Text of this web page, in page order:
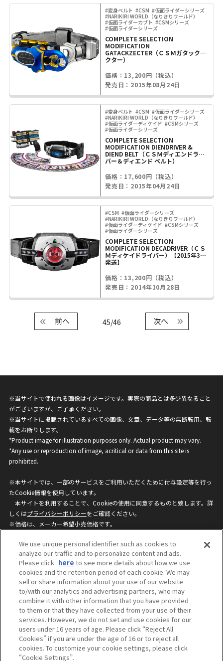
#変身ベルト #CSM #仮面ライダーシリーズ
#NARIKIRI WORLD（なりきりワールド）
#仮面ライダーカブト #CSMシリーズ
#仮面ライダーシリーズ
COMPLETE SELECTION
MODIFICATION
GATACKZECTER（ＣＳＭガタックゼ
クター）
価格：13,200円（税込）
発売日：2015年08月24日
#変身ベルト #CSM #仮面ライダーシリーズ
#NARIKIRI WORLD（なりきりワールド）
#仮面ライダーディケイド #CSMシリーズ
#仮面ライダーシリーズ
COMPLETE SELECTION
MODIFICATION DIENDRIVER &
DIEND BELT（ＣＳＭディエンドライ
バー＆ディエンド ベルト）
価格：17,600円（税込）
発売日：2015年04月24日
#CSM #仮面ライダーシリーズ
#NARIKIRI WORLD（なりきりワールド）
#仮面ライダーディケイド #CSMシリーズ
#仮面ライダーシリーズ
COMPLETE SELECTION
MODIFICATION DECADRIVER（ＣＳ
Ｍディケイドライバー）【2015年3月
発送】
価格：13,200円（税込）
発売日：2014年10月28日
45/46
前へ 次へ
※当サイトで使われる画像はイメージです。実際の商品とは多少異なること
がございますが、ご了承ください。
※当サイトに掲載されているすべての画像、文章、データ等の無断転用、転
載をお断りします。
*Product image for illustration purposes only. Actual product may vary.
*Any use or reproduction of image, acritical or data from this site is
prohibited.
※本サイトでは、一部のサービスをご利用いただくために付与設定等を行っ
たCookie情報を使用しています。
本サイトを利用することで、Cookieの使用に同意するものと致します。詳
しくはプライバシーポリシーをご確認ください。
※価格は、メーカー希望小売価格です。
ざいますのでご了承ください。
privacypolicy
Do Not Sell or Share My
Personal Information
ウェブサイトご利用条件
ソーシャルメディアポリシー
個人情報保護方針
お問い合わせ
©BANDAI
We use unique personal identifier such as cookies to
analyze our traffic and to personalize content and ads.
Please click here to see more details about how we use
cookies and the retention period of each cookie. We may
sell or share information about your use of our website
to/with our analytics and advertising partners, who may
combine it with other information that you have provided
to them or that they have collected from your use of their
services. However, we do not set and use cookies for our
users under 16 years of age. Please click “Reject All
Cookies” if you are under the age of 16 or to reject all
cookies. To customize your cookie settings, please click
“Cookie Settings”.